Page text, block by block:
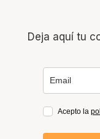
Deja aquí tu
Acepto la